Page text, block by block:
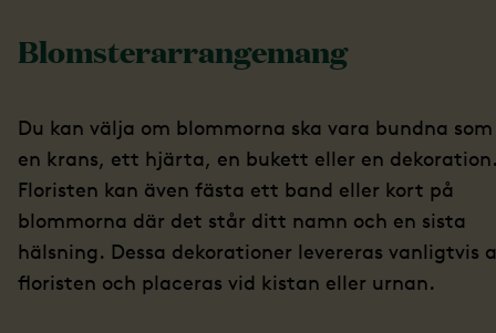
Blomsterarrangemang
Du kan välja om blommorna ska vara bundna som
en krans, ett hjärta, en bukett eller en
Floristen kan även fästa ett band eller kort på
blommorna där det står ditt namn och en sista
hälsning. Dessa dekorationer levereras vanligtvis
floristen och placeras vid kistan eller urnan.